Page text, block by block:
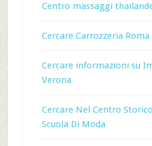
Centro massaggi
Cercare Carrozzeria Roma
Cercare informazioni su
Verona
Cercare Nel Centro
Scuola Di Moda